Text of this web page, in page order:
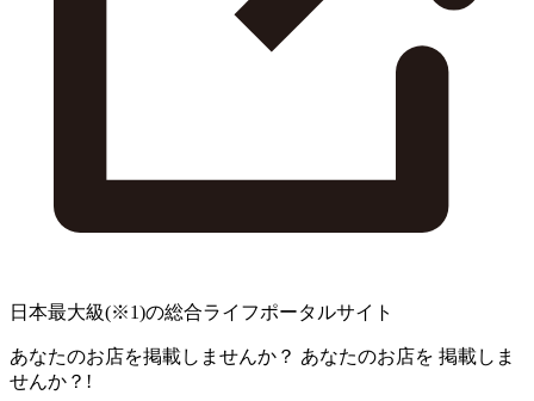
日本最大級(※1)の総合ライフポータルサイト
あなたのお店を掲載しませんか？ あなたのお店を 掲載しま
せんか？!